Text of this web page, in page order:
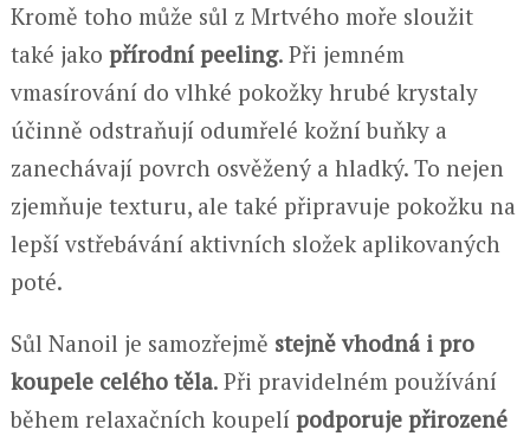
Kromě toho může sůl z Mrtvého moře sloužit
také jako přírodní peeling. Při jemném
vmasírování do vlhké pokožky hrubé krystaly
účinně odstraňují odumřelé kožní buňky a
zanechávají povrch osvěžený a hladký. To nejen
zjemňuje texturu, ale také připravuje pokožku na
lepší vstřebávání aktivních složek aplikovaných
poté.
Sůl Nanoil je samozřejmě stejně vhodná i pro
koupele celého těla. Při pravidelném používání
během relaxačních koupelí podporuje přirozené